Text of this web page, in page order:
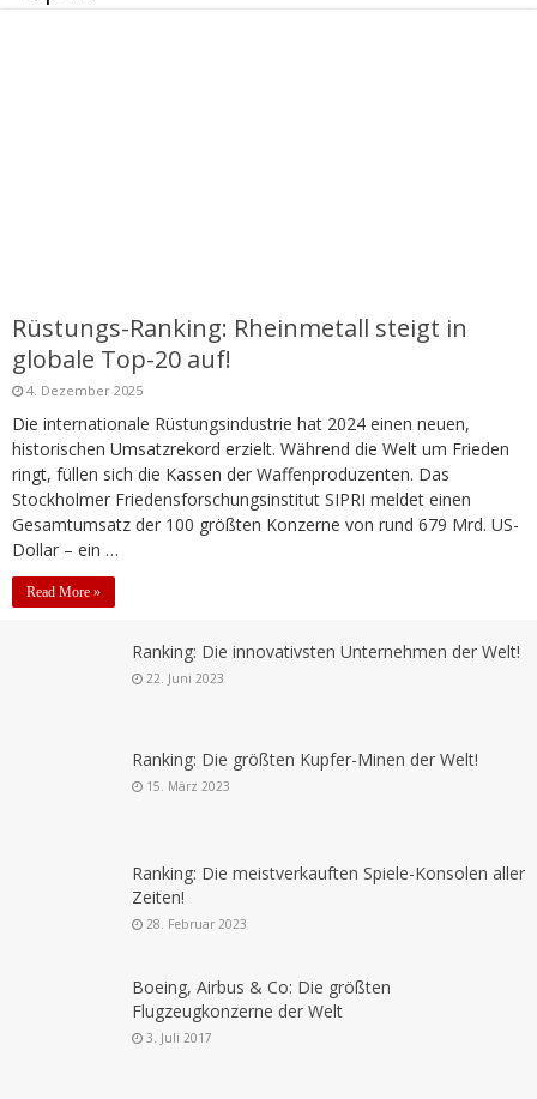
Rüstungs-Ranking: Rheinmetall steigt in
globale Top-20 auf!
4. Dezember 2025
Die internationale Rüstungsindustrie hat 2024 einen neuen,
historischen Umsatzrekord erzielt. Während die Welt um Frieden
ringt, füllen sich die Kassen der Waffenproduzenten. Das
Stockholmer Friedensforschungsinstitut SIPRI meldet einen
Gesamtumsatz der 100 größten Konzerne von rund 679 Mrd. US-
Dollar – ein …
Read More »
Ranking: Die innovativsten Unternehmen der Welt!
22. Juni 2023
Ranking: Die größten Kupfer-Minen der Welt!
15. März 2023
Ranking: Die meistverkauften Spiele-Konsolen aller
Zeiten!
28. Februar 2023
Boeing, Airbus & Co: Die größten
Flugzeugkonzerne der Welt
3. Juli 2017